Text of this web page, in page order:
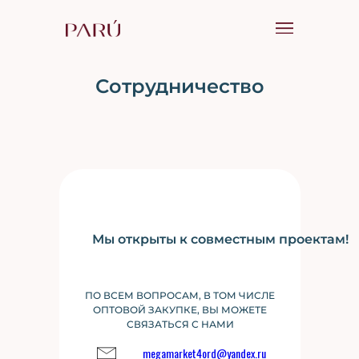
Сотрудничество
Мы открыты к совместным проектам!
ПО ВСЕМ ВОПРОСАМ, В ТОМ ЧИСЛЕ
ОПТОВОЙ ЗАКУПКЕ, ВЫ МОЖЕТЕ
СВЯЗАТЬСЯ С НАМИ
megamarket4ord@yandex.ru